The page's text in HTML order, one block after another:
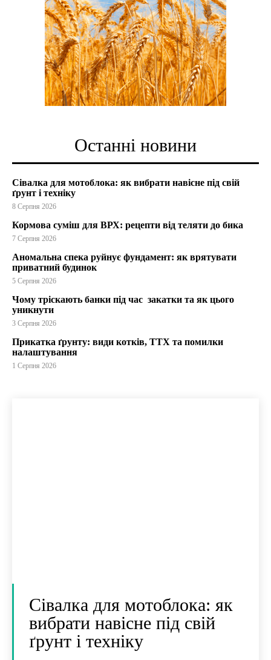
Останні новини
Сівалка для мотоблока: як вибрати навісне під свій
ґрунт і техніку
8 Серпня 2026
Кормова суміш для ВРХ: рецепти від теляти до бика
7 Серпня 2026
Аномальна спека руйнує фундамент: як врятувати
приватний будинок
5 Серпня 2026
Чому тріскають банки під час закатки та як цього
уникнути
3 Серпня 2026
Прикатка ґрунту: види котків, ТТХ та помилки
налаштування
1 Серпня 2026
Сівалка для мотоблока: як
вибрати навісне під свій
ґрунт і техніку